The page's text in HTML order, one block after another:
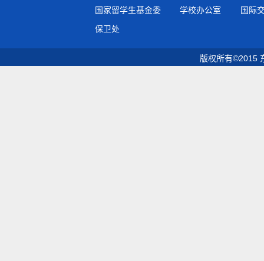
国家留学生基金委
学校办公室
国际
保卫处
版权所有©2015